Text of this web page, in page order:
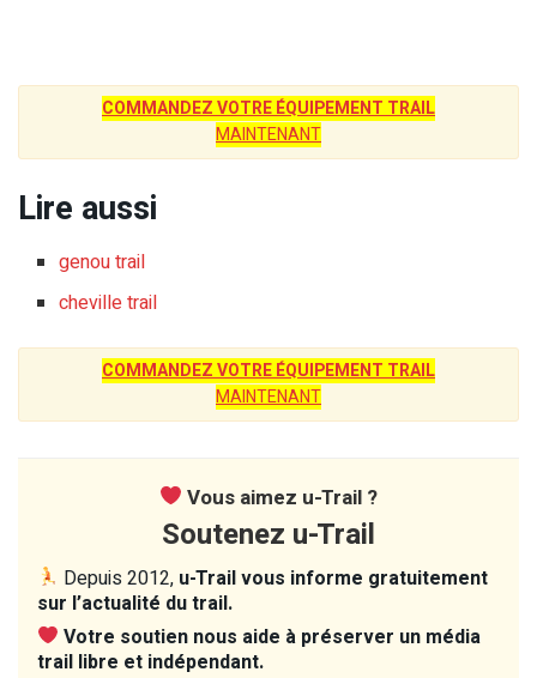
COMMANDEZ VOTRE ÉQUIPEMENT TRAIL
MAINTENANT
Lire aussi
genou trail
cheville trail
COMMANDEZ VOTRE ÉQUIPEMENT TRAIL
MAINTENANT
Vous aimez u-Trail ?
Soutenez u-Trail
Depuis 2012, u-Trail vous informe gratuitement
sur l’actualité du trail.
Votre soutien nous aide à préserver un média
trail libre et indépendant.